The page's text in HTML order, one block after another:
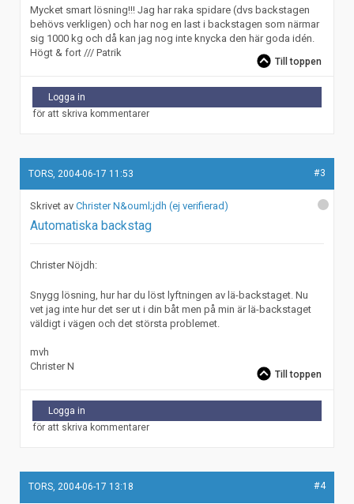
Mycket smart lösning!!! Jag har raka spidare (dvs backstagen
behövs verkligen) och har nog en last i backstagen som närmar
sig 1000 kg och då kan jag nog inte knycka den här goda idén.
Högt & fort /// Patrik
Till toppen
Logga in
för att skriva kommentarer
TORS, 2004-06-17 11:53 #3
Christer N&ouml;jdh (ej verifierad)
Automatiska backstag
Christer Nöjdh:
Snygg lösning, hur har du löst lyftningen av lä-backstaget. Nu
vet jag inte hur det ser ut i din båt men på min är lä-backstaget
väldigt i vägen och det största problemet.
mvh
Christer N
Till toppen
Logga in
för att skriva kommentarer
TORS, 2004-06-17 13:18 #4